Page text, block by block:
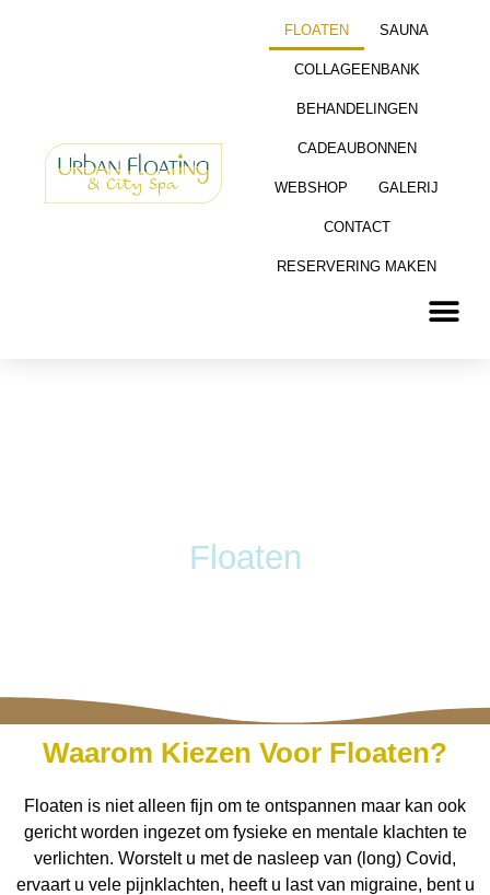
FLOATEN SAUNA
COLLAGEENBANK
BEHANDELINGEN
CADEAUBONNEN
WEBSHOP GALERIJ
CONTACT
RESERVERING MAKEN
Floaten
Waarom Kiezen Voor Floaten?
Floaten is niet alleen fijn om te ontspannen maar kan ook
gericht worden ingezet om fysieke en mentale klachten te
verlichten. Worstelt u met de nasleep van (long) Covid,
ervaart u vele pijnklachten, heeft u last van migraine, bent u